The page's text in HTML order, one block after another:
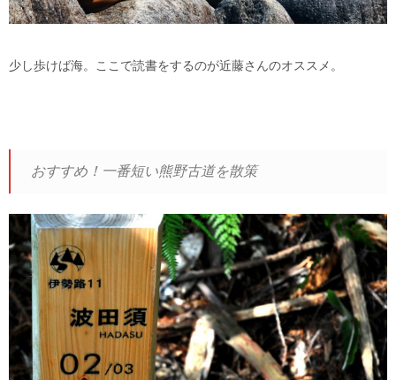
少し歩けば海。ここで読書をするのが近藤さんのオススメ。
おすすめ！一番短い熊野古道を散策